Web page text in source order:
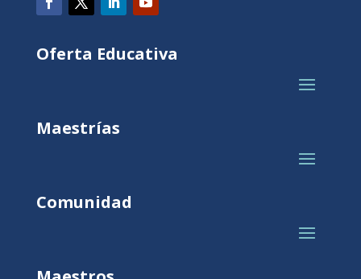
Oferta Educativa
Maestrías
Comunidad